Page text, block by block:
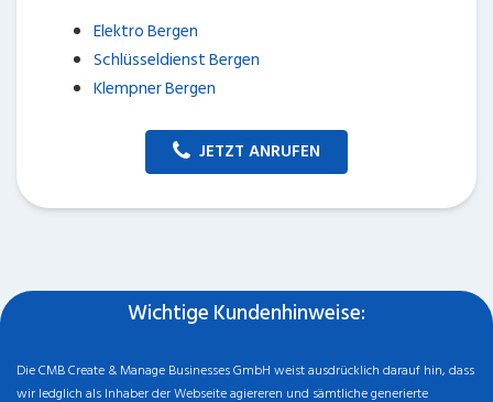
Elektro Bergen
Schlüsseldienst Bergen
Klempner Bergen
JETZT ANRUFEN
Wichtige Kundenhinweise:
Die CMB Create & Manage Businesses GmbH weist ausdrücklich darauf hin, dass
wir ledglich als Inhaber der Webseite agiereren und sämtliche generierte